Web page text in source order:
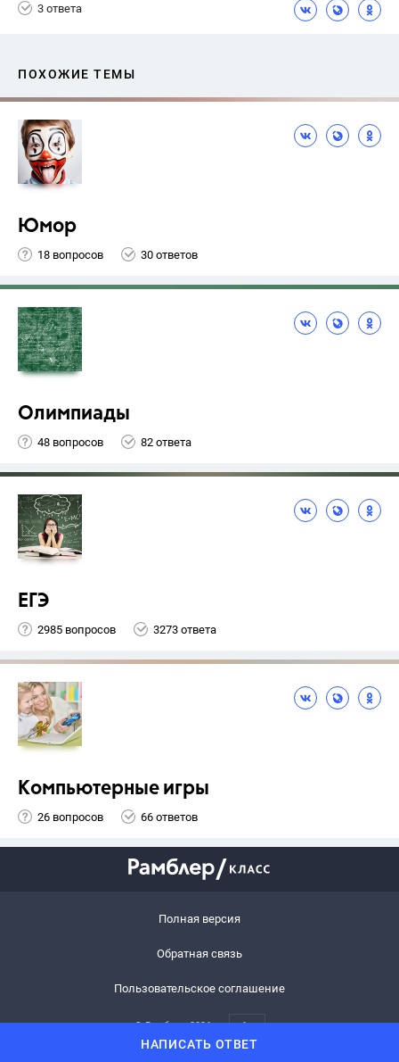
НАПИСАТЬ ОТВЕТ
3 ответа
ПОХОЖИЕ ТЕМЫ
Юмор
18 вопросов 30 ответов
Олимпиады
48 вопросов 82 ответа
ЕГЭ
2985 вопросов 3273 ответа
Компьютерные игры
26 вопросов 66 ответов
Полная версия
Обратная связь
Пользовательское соглашение
© Рамблер,2026 6+